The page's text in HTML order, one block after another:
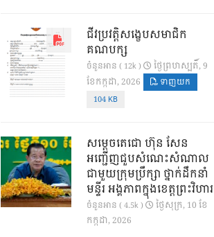
ជីវប្រវត្តិសង្ខេបសមាជិក
គណបក្ស
ចំនួនអាន ( 12k )
ថ្ងៃ​ព្រហស្បតិ៍, 9
ខែ​កក្កដា, 2026
ទាញយក
104 KB
សម្តេចតេជោ ហ៊ុន សែន
អញ្ជើញជួបសំណេះសំណាល
ជាមួយក្រុមប្រឹក្សា ថ្នាក់ដឹកនាំ
មន្ទីរ អង្គភាពក្នុងខេត្តព្រះវិហារ
ចំនួនអាន ( 4.5k )
ថ្ងៃ​សុក្រ, 10 ខែ​
កក្កដា, 2026